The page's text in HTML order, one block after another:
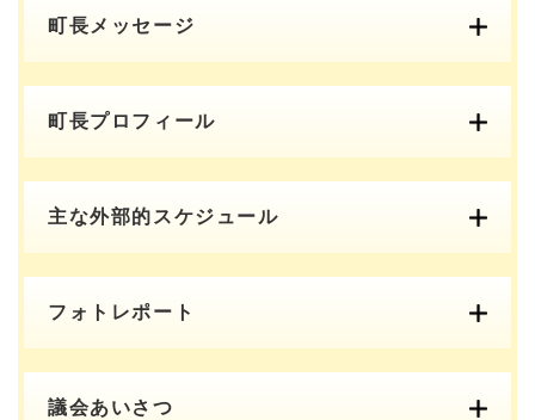
町長メッセージ
町長プロフィール
主な外部的スケジュール
フォトレポート
議会あいさつ